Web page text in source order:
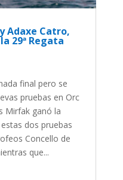
Adaxe Catro,
29ª Regata
final pero se
pruebas en Orc
Mirfak ganó la
dos pruebas
Concello de
que...